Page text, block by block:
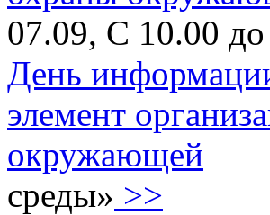
07.09, С 10.00
День
элемент
окружающей
среды» >>